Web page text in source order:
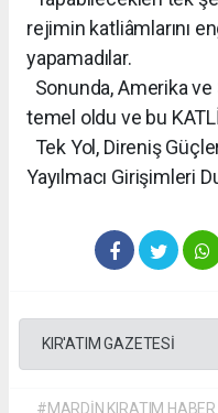
rejimin katliâmlarını
yapamadılar.
Sonunda, Amerika
temel oldu ve bu
Tek Yol, Direniş
Yayılmacı Girişimleri
KIR'ATIM GAZETESİ
#MARDİN KIRATIM